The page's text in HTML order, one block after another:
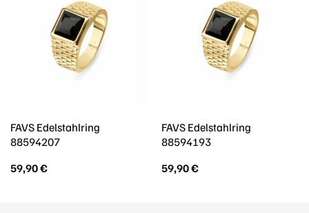
FAVS Edelstahlring
88594207
59,90€
FAVS Edelstahlring
88594193
59,90€